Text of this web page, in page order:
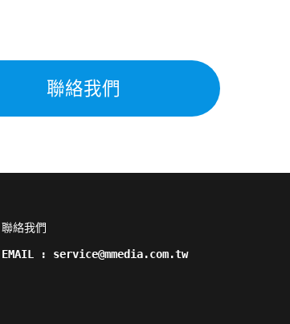
聯絡我們
聯絡我們
EMAIL : service@mmedia.com.tw